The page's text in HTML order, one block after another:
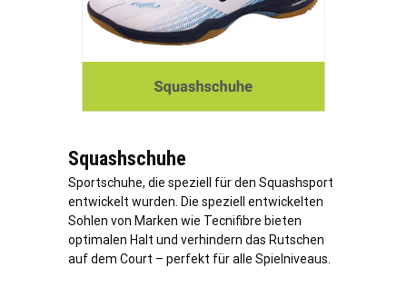
Squashschuhe
Sportschuhe, die speziell für den Squashsport
entwickelt wurden. Die speziell entwickelten
Sohlen von Marken wie Tecnifibre bieten
optimalen Halt und verhindern das Rutschen
auf dem Court – perfekt für alle Spielniveaus.